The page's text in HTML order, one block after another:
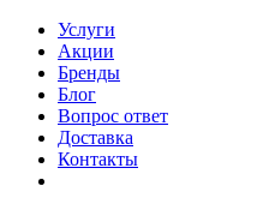
Услуги
Акции
Бренды
Блог
Вопрос ответ
Доставка
Контакты